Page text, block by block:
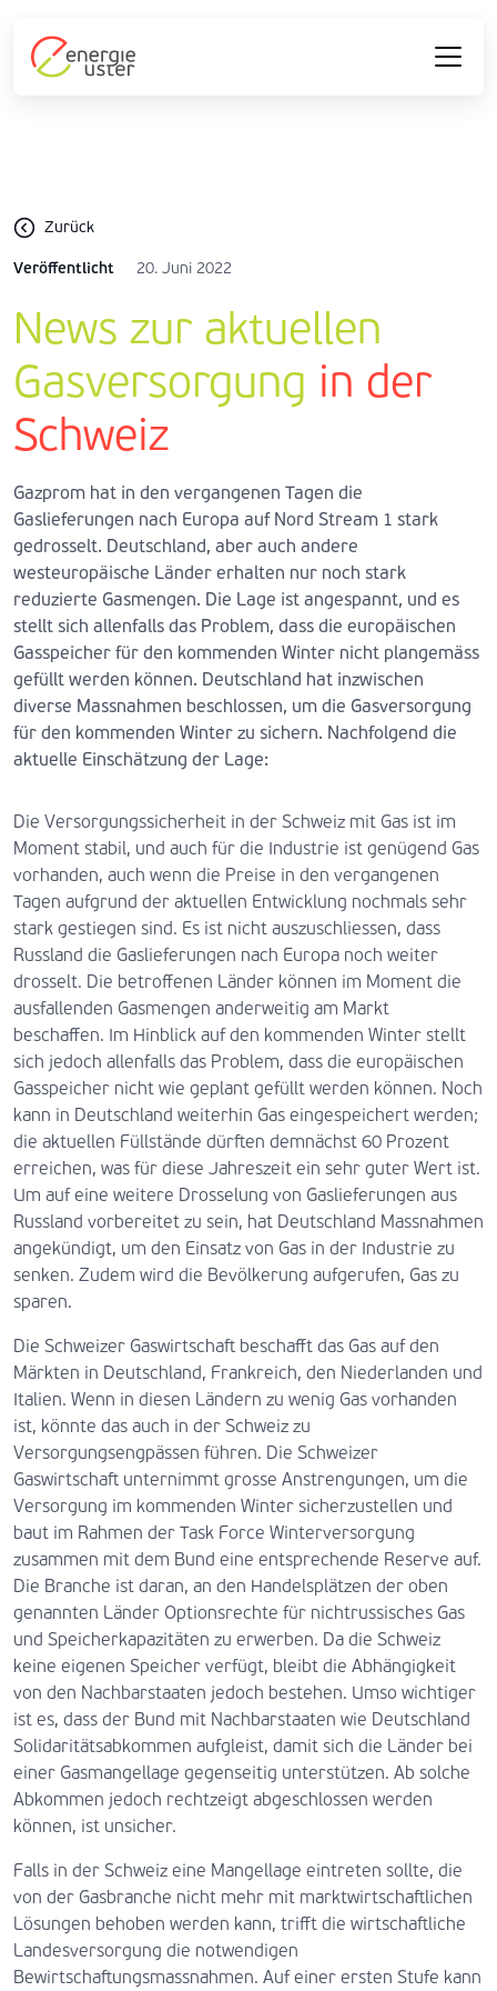
Zurück
Veröffentlicht 20. Juni 2022
News zur aktuellen
Gasversorgung in der
Schweiz
Gazprom hat in den vergangenen Tagen die
Gaslieferungen nach Europa auf Nord Stream 1 stark
gedrosselt. Deutschland, aber auch andere
westeuropäische Länder erhalten nur noch stark
reduzierte Gasmengen. Die Lage ist angespannt, und es
stellt sich allenfalls das Problem, dass die europäischen
Gasspeicher für den kommenden Winter nicht plangemäss
gefüllt werden können. Deutschland hat inzwischen
diverse Massnahmen beschlossen, um die Gasversorgung
für den kommenden Winter zu sichern. Nachfolgend die
aktuelle Einschätzung der Lage:
Die Versorgungssicherheit in der Schweiz mit Gas ist im
Moment stabil, und auch für die Industrie ist genügend Gas
vorhanden, auch wenn die Preise in den vergangenen
Tagen aufgrund der aktuellen Entwicklung nochmals sehr
stark gestiegen sind. Es ist nicht auszuschliessen, dass
Russland die Gaslieferungen nach Europa noch weiter
drosselt. Die betroffenen Länder können im Moment die
ausfallenden Gasmengen anderweitig am Markt
beschaffen. Im Hinblick auf den kommenden Winter stellt
sich jedoch allenfalls das Problem, dass die europäischen
Gasspeicher nicht wie geplant gefüllt werden können. Noch
kann in Deutschland weiterhin Gas eingespeichert werden;
die aktuellen Füllstände dürften demnächst 60 Prozent
erreichen, was für diese Jahreszeit ein sehr guter Wert ist.
Um auf eine weitere Drosselung von Gaslieferungen aus
Russland vorbereitet zu sein, hat Deutschland Massnahmen
angekündigt, um den Einsatz von Gas in der Industrie zu
senken. Zudem wird die Bevölkerung aufgerufen, Gas zu
sparen.
Die Schweizer Gaswirtschaft beschafft das Gas auf den
Märkten in Deutschland, Frankreich, den Niederlanden und
Italien. Wenn in diesen Ländern zu wenig Gas vorhanden
ist, könnte das auch in der Schweiz zu
Versorgungsengpässen führen. Die Schweizer
Gaswirtschaft unternimmt grosse Anstrengungen, um die
Versorgung im kommenden Winter sicherzustellen und
baut im Rahmen der Task Force Winterversorgung
zusammen mit dem Bund eine entsprechende Reserve auf.
Die Branche ist daran, an den Handelsplätzen der oben
genannten Länder Optionsrechte für nichtrussisches Gas
und Speicherkapazitäten zu erwerben. Da die Schweiz
keine eigenen Speicher verfügt, bleibt die Abhängigkeit
von den Nachbarstaaten jedoch bestehen. Umso wichtiger
ist es, dass der Bund mit Nachbarstaaten wie Deutschland
Solidaritätsabkommen aufgleist, damit sich die Länder bei
einer Gasmangellage gegenseitig unterstützen. Ab solche
Abkommen jedoch rechtzeigt abgeschlossen werden
können, ist unsicher.
Falls in der Schweiz eine Mangellage eintreten sollte, die
von der Gasbranche nicht mehr mit marktwirtschaftlichen
Lösungen behoben werden kann, trifft die wirtschaftliche
Landesversorgung die notwendigen
Bewirtschaftungsmassnahmen. Auf einer ersten Stufe kann